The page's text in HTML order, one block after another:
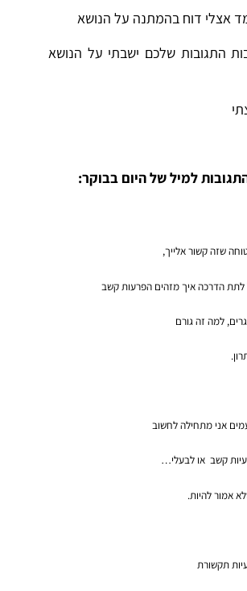
אצלי דוח בהמתנה על הנושא
התגובות שלכם ישבתי על הנושא
למיל של היום בבוקר:
שזה קשור אלייך,
לתת הדרכה איך מזהים הפרעות קשב
למה זה גורם
אני מתחילה לחשוב
קשב או לבעלי…
אמור להיות.
תקשורת